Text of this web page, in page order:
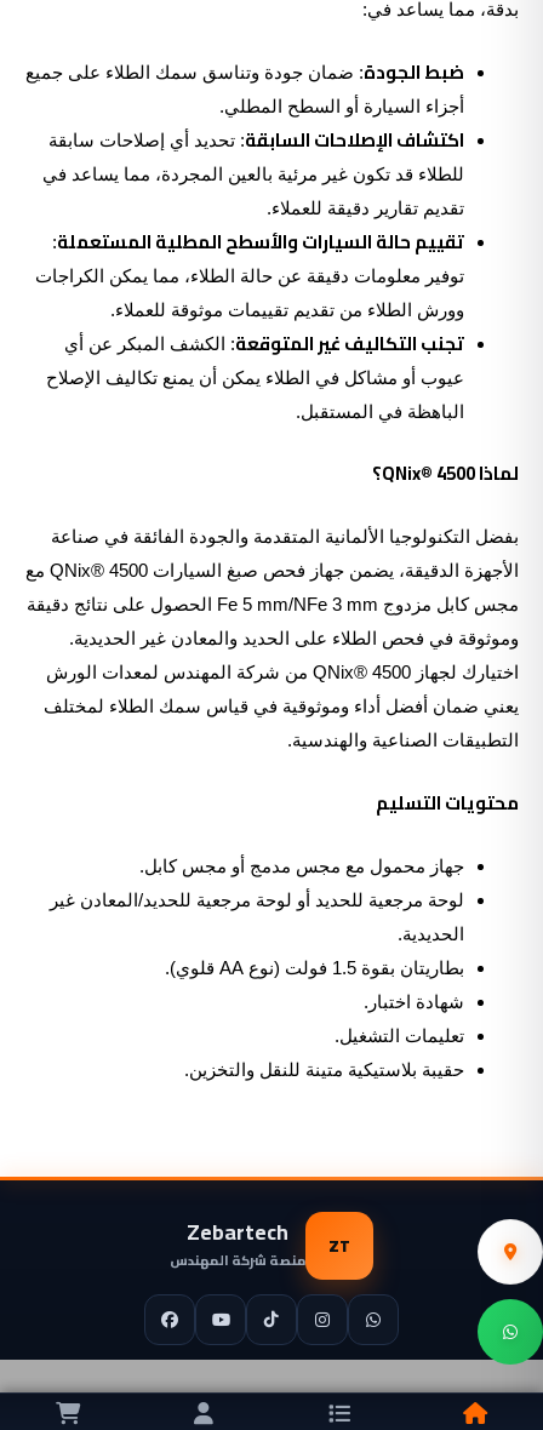
بدقة، مما يساعد في:
ضبط الجودة: ضمان جودة وتناسق سمك الطلاء على جميع
أجزاء السيارة أو السطح المطلي.
اكتشاف الإصلاحات السابقة: تحديد أي إصلاحات سابقة
للطلاء قد تكون غير مرئية بالعين المجردة، مما يساعد في
تقديم تقارير دقيقة للعملاء.
تقييم حالة السيارات والأسطح المطلية المستعملة:
توفير معلومات دقيقة عن حالة الطلاء، مما يمكن الكراجات
وورش الطلاء من تقديم تقييمات موثوقة للعملاء.
تجنب التكاليف غير المتوقعة: الكشف المبكر عن أي
عيوب أو مشاكل في الطلاء يمكن أن يمنع تكاليف الإصلاح
الباهظة في المستقبل.
لماذا QNix® 4500؟
بفضل التكنولوجيا الألمانية المتقدمة والجودة الفائقة في صناعة
الأجهزة الدقيقة، يضمن جهاز فحص صبغ السيارات QNix® 4500 مع
مجس كابل مزدوج Fe 5 mm/NFe 3 mm الحصول على نتائج دقيقة
وموثوقة في فحص الطلاء على الحديد والمعادن غير الحديدية.
اختيارك لجهاز QNix® 4500 من شركة المهندس لمعدات الورش
يعني ضمان أفضل أداء وموثوقية في قياس سمك الطلاء لمختلف
التطبيقات الصناعية والهندسية.
محتويات التسليم
جهاز محمول مع مجس مدمج أو مجس كابل.
لوحة مرجعية للحديد أو لوحة مرجعية للحديد/المعادن غير
الحديدية.
بطاريتان بقوة 1.5 فولت (نوع AA قلوي).
شهادة اختبار.
تعليمات التشغيل.
حقيبة بلاستيكية متينة للنقل والتخزين.
ZT
Zebartech
منصة شركة المهندس